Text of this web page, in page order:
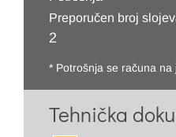
Preporučen broj
2
* Potrošnja se računa na
Tehnička